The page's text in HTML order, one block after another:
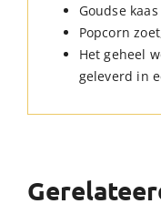
Goudse
Popcorn
Het geheel
geleverd in